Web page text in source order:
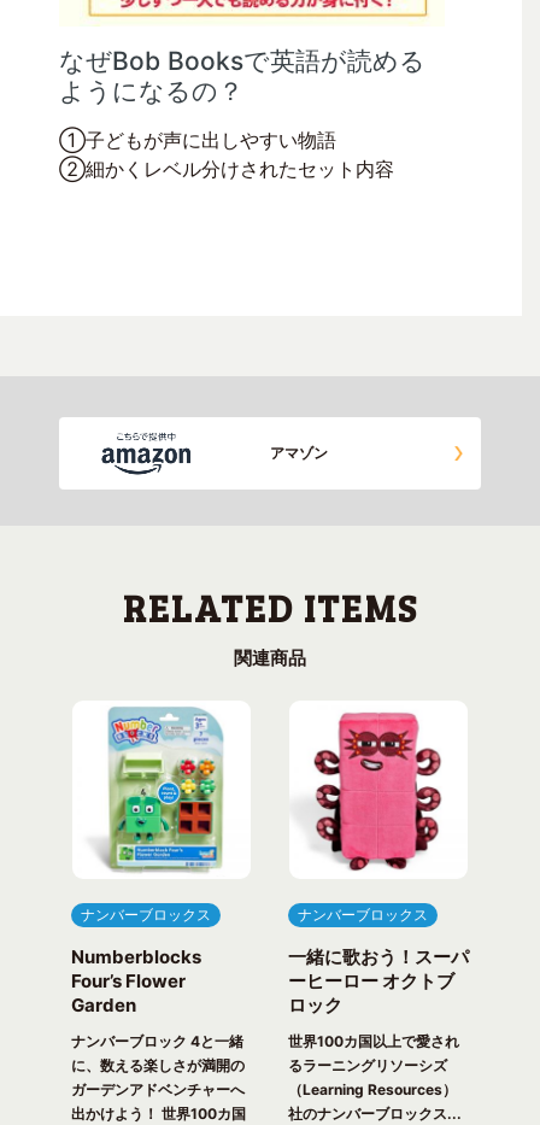
なぜBob Booksで英語が読める
ようになるの？
①子どもが声に出しやすい物語
②細かくレベル分けされたセット内容
アマゾン
関連商品
ナンバーブロックス
Numberblocks
Four’s Flower
Garden
ナンバーブロック 4と一緒
に、数える楽しさが満開の
ガーデンアドベンチャーへ
出かけよう！ 世界100カ国
ナンバーブロックス
一緒に歌おう！スーパ
ーヒーロー オクトブ
ロック
世界100カ国以上で愛され
るラーニングリソーシズ
（Learning Resources）
社のナンバーブロックス...